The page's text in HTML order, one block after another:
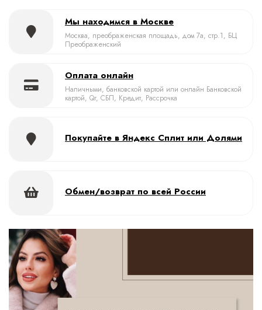
Мы находимся в Москве
Москва, преображенская площадь, дом 7а, стр.1, БЦ
Преображенский
Оплата онлайн
Наличными, банковской картой или онлайн Банковской
картой, Qr, СБП, Кредит, Рассрочка
Покупайте в Яндекс Сплит или Долями
Обмен/возврат по всей России